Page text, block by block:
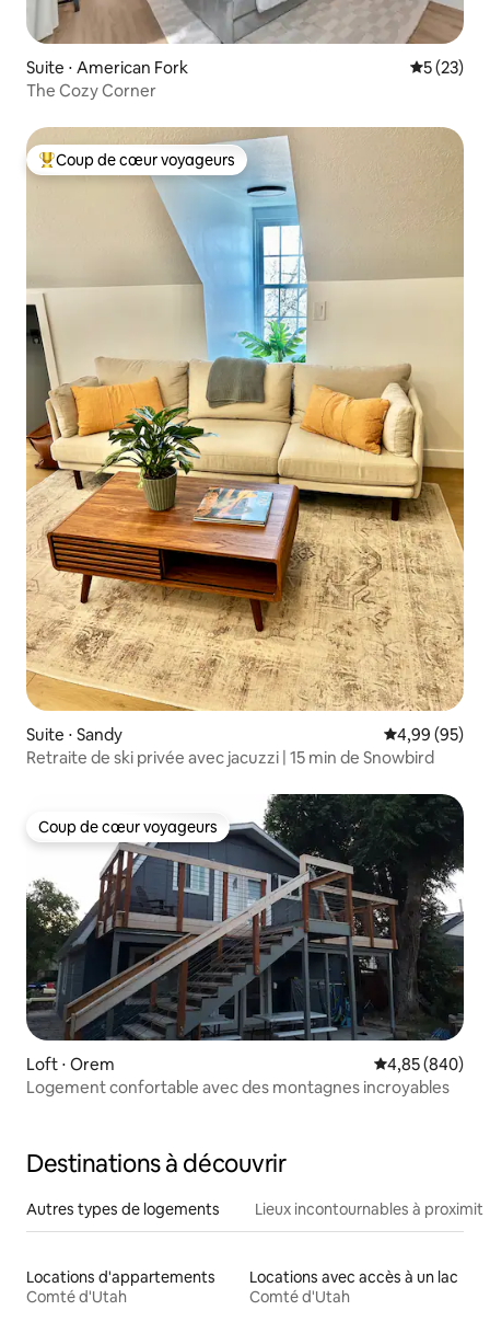
Suite ⋅ American Fork
5 (23)
The Cozy Corner
Coups de cœur voyageurs les plus appréciés
Coup de cœur voyageurs
Suite ⋅ Sandy Évaluation
4,99 (95)
Retraite de ski privée avec jacuzzi | 15 min de Snowbird
Coup de cœur voyageurs
Coup de cœur voyageurs
Loft ⋅ Orem Évaluation
4,85 (840)
Logement confortable avec des montagnes incroyables
Destinations à découvrir
Autres types de logements Lieux incontournables à
Locations d'appartements
Comté d'Utah
Locations avec accès à un lac
Comté d'Utah